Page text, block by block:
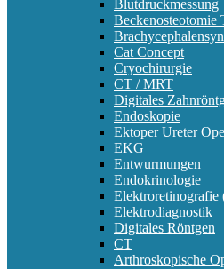
Blutdruckmessung
Beckenosteotomie
Cat Concept
Cryochirurgie
CT / MRT
Digitales
Endoskopie
Ektoper Ureter
EKG
Entwurmungen
Endokrinologie
Elektroretinografie
Elektrodiagnostik
Digitales Röntgen
CT
Arthroskopische